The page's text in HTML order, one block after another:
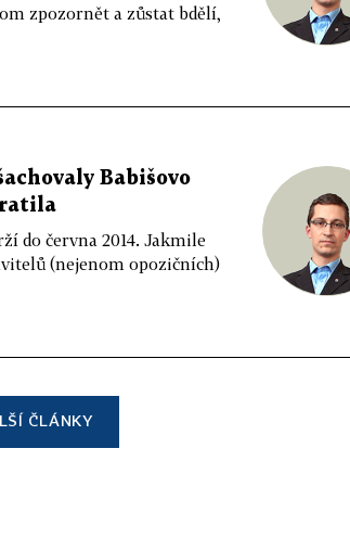
zpozornět a zůstat bdělí,
Babišovo
do června 2014. Jakmile
(nejenom opozičních)
ČLÁNKY